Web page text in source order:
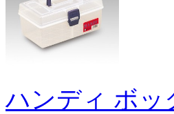
ハンディ ボッ